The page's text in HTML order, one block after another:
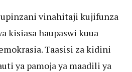
upinzani vinahitaji kujifunza
kisiasa haupaswi kuua
Taasisi za kidini
ya pamoja ya maadili ya